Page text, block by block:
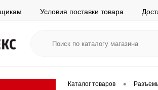
Условия поставки товара
Каталог товаров •